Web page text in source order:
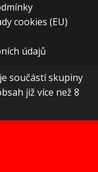
cookies (EU)
údajů
součástí skupiny
již více než 8